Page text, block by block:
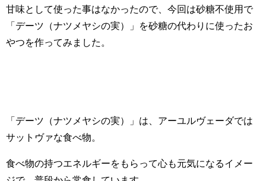
甘味として使った事はなかったので、今回は砂糖不使用で
「デーツ（ナツメヤシの実）」を砂糖の代わりに使ったお
やつを作ってみました。
「デーツ（ナツメヤシの実）」は、アーユルヴェーダでは
サットヴァな食べ物。
食べ物の持つエネルギーをもらって心も元気になるイメー